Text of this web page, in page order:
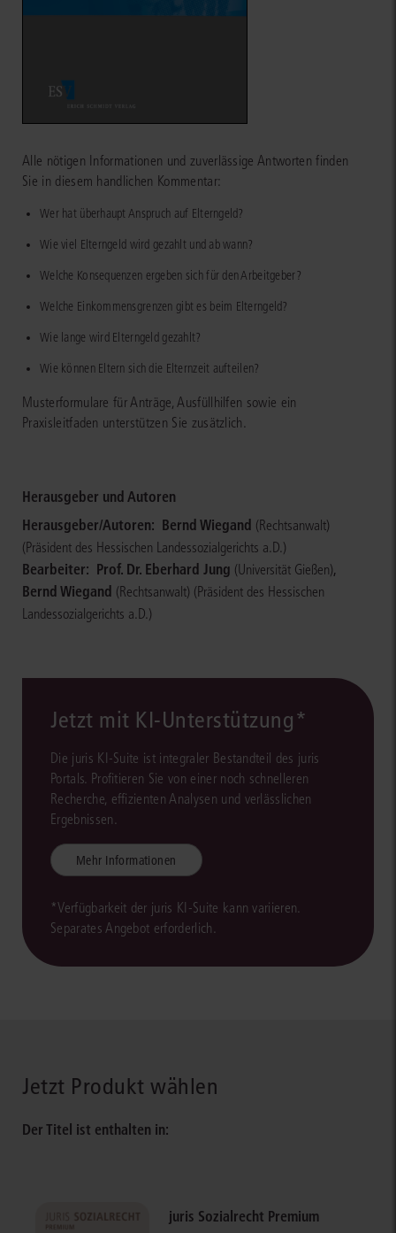
Alle nötigen Informationen und zuverlässige Antworten finden
Sie in diesem handlichen Kommentar:
Wer hat überhaupt Anspruch auf Elterngeld?
Wie viel Elterngeld wird gezahlt und ab wann?
Welche Konsequenzen ergeben sich für den Arbeitgeber?
Welche Einkommensgrenzen gibt es beim Elterngeld?
Wie lange wird Elterngeld gezahlt?
Wie können Eltern sich die Elternzeit aufteilen?
Musterformulare für Anträge, Ausfüllhilfen sowie ein
Praxisleitfaden unterstützen Sie zusätzlich.
Herausgeber und Autoren
Herausgeber/Autoren: Bernd Wiegand (Rechtsanwalt)
(Präsident des Hessischen Landessozialgerichts a.D.)
Bearbeiter: Prof. Dr. Eberhard Jung (Universität Gießen),
Bernd Wiegand (Rechtsanwalt) (Präsident des Hessischen
Landessozialgerichts a.D.)
Jetzt mit KI-Unterstützung*
Die juris KI-Suite ist integraler Bestandteil des juris
Portals. Profitieren Sie von einer noch schnelleren
Recherche, effizienten Analysen und verlässlichen
Ergebnissen.
Mehr Informationen
*Verfügbarkeit der juris KI-Suite kann variieren.
Separates Angebot erforderlich.
Jetzt Produkt wählen
Der Titel ist enthalten in:
juris Sozialrecht Premium